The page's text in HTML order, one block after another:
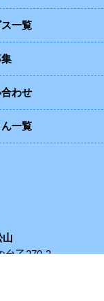
一覧
わせ
一覧
山
台乙270-2